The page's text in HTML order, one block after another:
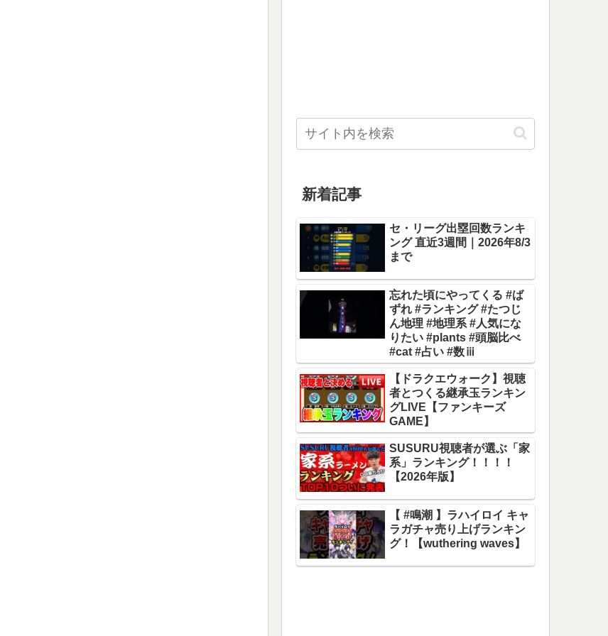
新着記事
セ・リーグ出塁回数ランキ
ング 直近3週間｜2026年8/3
まで
忘れた頃にやってくる #ば
ずれ #ランキング #たつじ
ん地理 #地理系 #人気にな
りたい #plants #頭脳比べ
#cat #占い #数ⅲ
【ドラクエウォーク】視聴
者とつくる継承玉ランキン
グLIVE【ファンキーズ
GAME】
SUSURU視聴者が選ぶ「家
系」ランキング！！！！
【2026年版】
【 #鳴潮 】ラハイロイ キャ
ラガチャ売り上げランキン
グ！【wuthering waves】